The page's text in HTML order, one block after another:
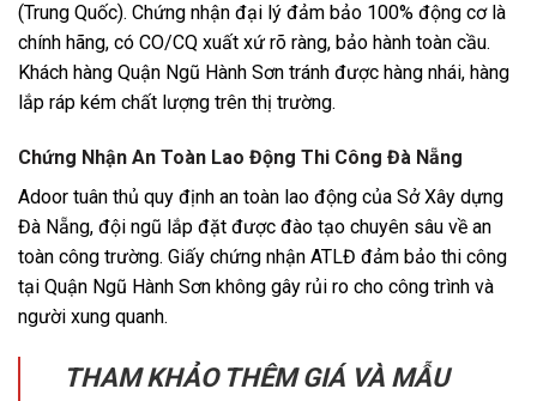
(Trung Quốc). Chứng nhận đại lý đảm bảo 100% động cơ là
chính hãng, có CO/CQ xuất xứ rõ ràng, bảo hành toàn cầu.
Khách hàng Quận Ngũ Hành Sơn tránh được hàng nhái, hàng
lắp ráp kém chất lượng trên thị trường.
Chứng Nhận An Toàn Lao Động Thi Công Đà Nẵng
Adoor tuân thủ quy định an toàn lao động của Sở Xây dựng
Đà Nẵng, đội ngũ lắp đặt được đào tạo chuyên sâu về an
toàn công trường. Giấy chứng nhận ATLĐ đảm bảo thi công
tại Quận Ngũ Hành Sơn không gây rủi ro cho công trình và
người xung quanh.
THAM KHẢO THÊM GIÁ VÀ MẪU